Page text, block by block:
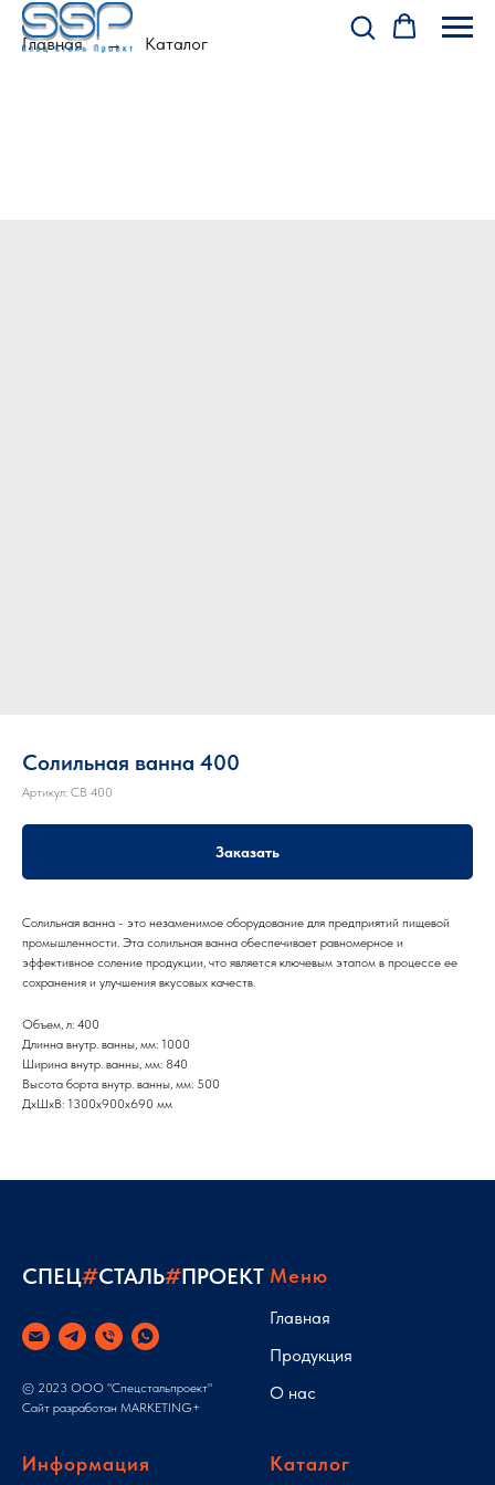
Главная Каталог
Солильная ванна 400
Артикул: СВ 400
Заказать
Солильная ванна - это незаменимое оборудование для предприятий пищевой
промышленности. Эта солильная ванна обеспечивает равномерное и
эффективное соление продукции, что является ключевым этапом в процессе ее
сохранения и улучшения вкусовых качеств.
Объем, л: 400
Длинна внутр. ванны, мм: 1000
Ширина внутр. ванны, мм: 840
Высота борта внутр. ванны, мм: 500
ДxШxВ: 1300x900x690 мм
СПЕЦ#СТАЛЬ#ПРОЕКТ
© 2023 ООО "Спецстальпроект"
Сайт разработан MARKETING+
Меню
Главная
Продукция
О нас
Информация Каталог